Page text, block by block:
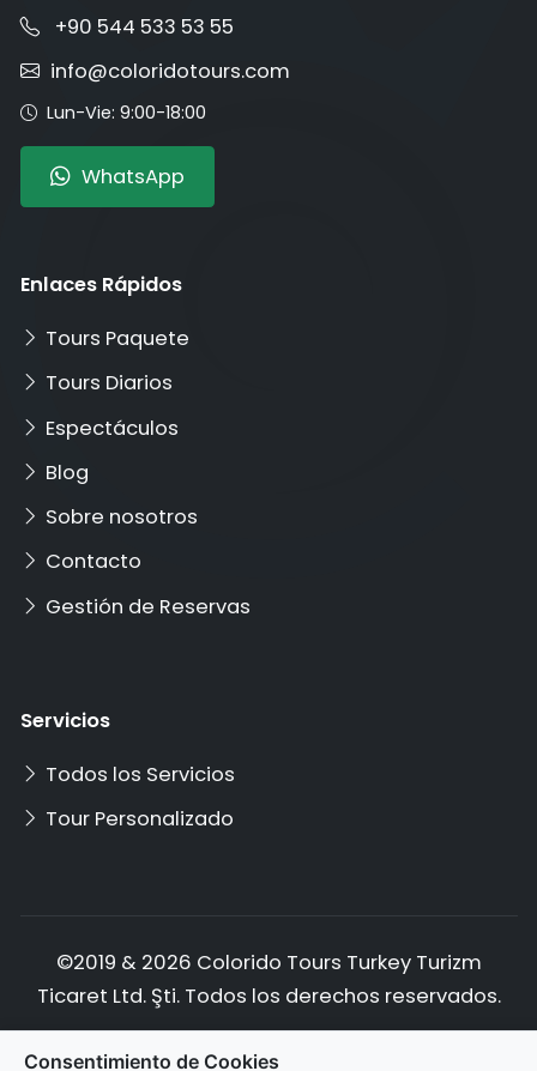
+90 544 533 53 55
info@coloridotours.com
Lun-Vie: 9:00-18:00
WhatsApp
Enlaces Rápidos
Tours Paquete
Tours Diarios
Espectáculos
Blog
Sobre nosotros
Contacto
Gestión de Reservas
Servicios
Todos los Servicios
Tour Personalizado
©2019 & 2026 Colorido Tours Turkey Turizm
Ticaret Ltd. Şti. Todos los derechos reservados.
Política de Privacidad
Términos de Servicio
Consentimiento de Cookies